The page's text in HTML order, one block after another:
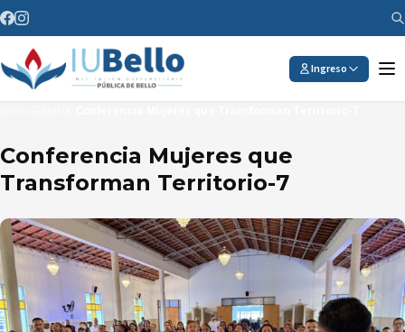
Saltar al contenido
Ingreso
Conferencia Mujeres que
Transforman Territorio-7